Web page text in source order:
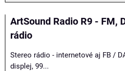
ArtSound Radio R9 - FM,
rádio
Stereo rádio - internetové aj FB /
displej, 99...